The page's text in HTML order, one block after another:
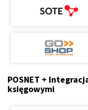
POSNET +
księgowymi